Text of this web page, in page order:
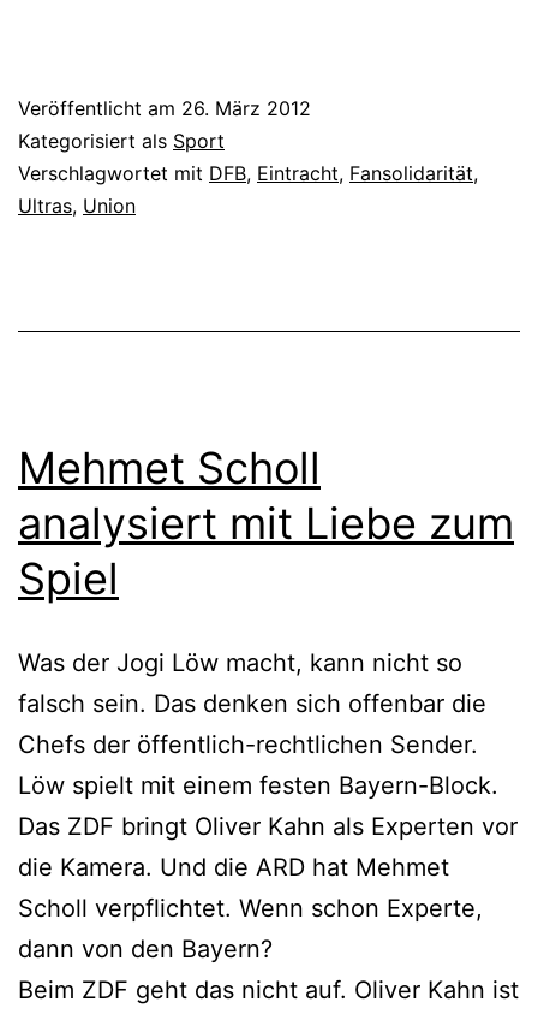
Veröffentlicht am 26. März 2012
Kategorisiert als Sport
Verschlagwortet mit DFB, Eintracht, Fansolidarität,
Ultras, Union
Mehmet Scholl
analysiert mit Liebe zum
Spiel
Was der Jogi Löw macht, kann nicht so
falsch sein. Das denken sich offenbar die
Chefs der öffentlich-rechtlichen Sender.
Löw spielt mit einem festen Bayern-Block.
Das ZDF bringt Oliver Kahn als Experten vor
die Kamera. Und die ARD hat Mehmet
Scholl verpflichtet. Wenn schon Experte,
dann von den Bayern?
Beim ZDF geht das nicht auf. Oliver Kahn ist